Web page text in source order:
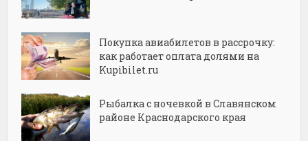
Покупка авиабилетов в рассрочку:
как работает оплата долями на
Kupibilet.ru
Рыбалка с ночевкой в Славянском
районе Краснодарского края